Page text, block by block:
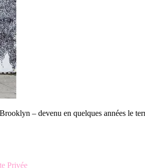
– devenu en quelques années le
Privée